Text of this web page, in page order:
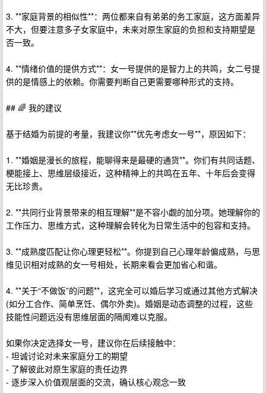
3. **家庭背景的相似性**：两位都来自有弟弟的务工家庭，这方面差异
不大，但要注意多子女家庭中，未来对原生家庭的负担和支持期望是
否一致。
4. **情绪价值的提供方式**：女一号提供的是智力上的共鸣，女二号提
供的是情感上的依赖。你需要判断自己更需要哪种形式的支持。
## 🌈 我的建议
基于结婚为前提的考量，我建议你**优先考虑女一号**，原因如下：
1. **婚姻是漫长的旅程，能聊得来是最硬的通货**。你们有共同话题、
梗能接上、思维层级接近，这种精神上的共鸣在五年、十年后会变得
无比珍贵。
2. **共同行业背景带来的相互理解**是不容小觑的加分项。她理解你的
工作压力、思维方式，这种理解会转化为日常生活中的包容和支持。
3. **成熟度匹配让你心理更轻松**。你提到自己心理年龄偏成熟，与思
维见识相对成熟的女一号相处，长期来看会更加省心和谐。
4. **关于“不做饭”的问题**，这完全可以婚后学习或通过其他方式解决
(如分工合作、简单烹饪、偶尔外卖)。婚姻是动态调整的过程，这些
技能性问题远没有思维层面的隔阂难以克服。
如果你决定选择女一号，建议你在后续接触中：
- 坦诚讨论对未来家庭分工的期望
- 了解彼此对原生家庭的责任边界
- 逐步深入价值观层面的交流，确认核心观念一致